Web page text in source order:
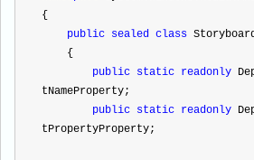
{
public sealed class
    {
public static readonly
tNameProperty;
public static readonly
tPropertyProperty;